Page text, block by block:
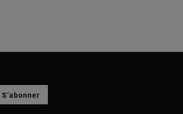
S’abonner